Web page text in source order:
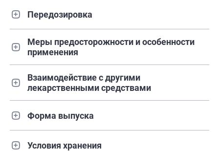
Передозировка
Меры предосторожности и особенности
применения
Взаимодействие с другими
лекарственными средствами
Форма выпуска
Условия хранения